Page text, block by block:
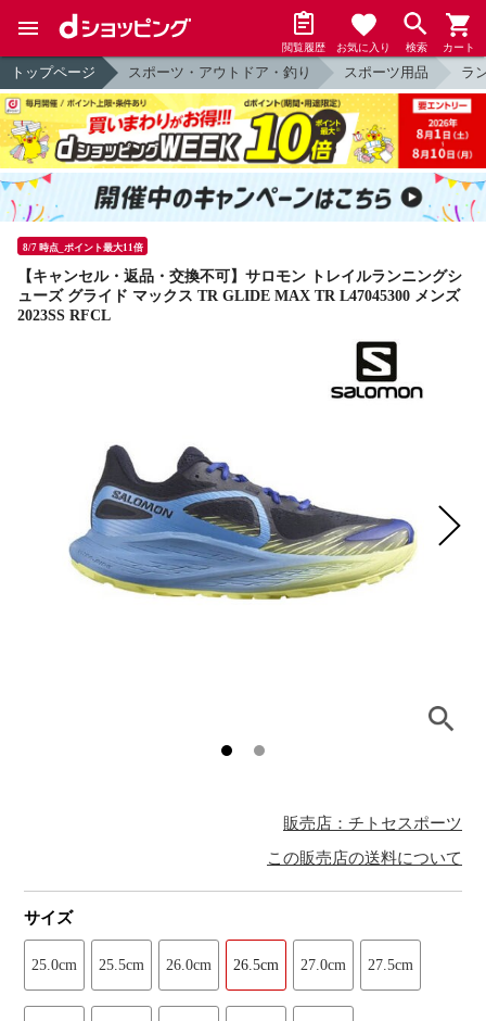
閲覧履歴 お気に入り 検索 カート
トップページ スポーツ・アウトドア・釣り スポーツ用品 ラ
8/7 時点_ポイント最大11倍
【キャンセル・返品・交換不可】サロモン トレイルランニングシ
ューズ グライド マックス TR GLIDE MAX TR L47045300 メンズ
2023SS RFCL
販売店：チトセスポーツ
この販売店の送料について
サイズ
25.0cm 25.5cm 26.0cm 26.5cm 27.0cm 27.5cm